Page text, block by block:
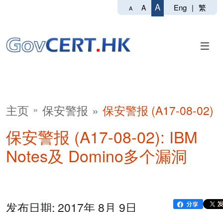
A A A Eng | 繁
主页 保安警报 保安警报 (A17-08-02)
保安警报 (A17-08-02): IBM
Notes及 Domino多个漏洞
发布日期: 2017年 8月 9日